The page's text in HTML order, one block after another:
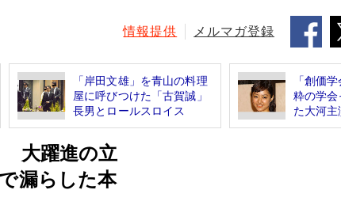
情報提供 メルマガ登録
「岸田文雄」を青山の料理
屋に呼びつけた「古賀誠」
長男とロールスロイス
「創価
粋の学会
た大河主
大躍進の立
漏らした本